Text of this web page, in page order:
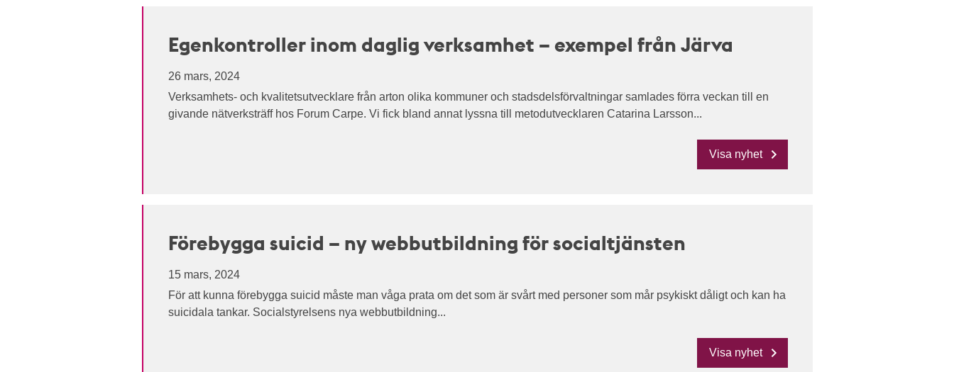
Egenkontroller inom daglig verksamhet – exempel från Järva
26 mars, 2024
Verksamhets- och kvalitetsutvecklare från arton olika kommuner och stadsdelsförvaltningar samlades förra veckan till en
givande nätverksträff hos Forum Carpe. Vi fick bland annat lyssna till metodutvecklaren Catarina Larsson...
Visa nyhet
Förebygga suicid – ny webbutbildning för socialtjänsten
15 mars, 2024
För att kunna förebygga suicid måste man våga prata om det som är svårt med personer som mår psykiskt dåligt och kan ha
suicidala tankar. Socialstyrelsens nya webbutbildning...
Visa nyhet